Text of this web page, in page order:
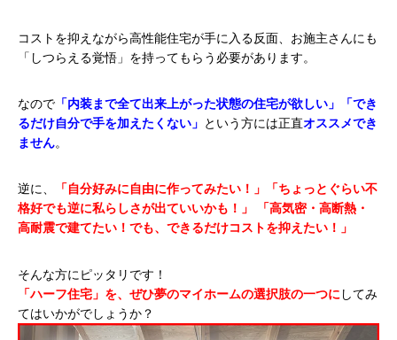
コストを抑えながら高性能住宅が手に入る反面、お施主さんにも
「しつらえる覚悟」を持ってもらう必要があります。
なので 「内装まで全て出来上がった状態の住宅が欲しい」「でき
るだけ自分で手を加えたくない」 という方には正直オススメでき
ません。
逆に、
「自分好みに自由に作ってみたい！」「ちょっとぐらい不
格好でも逆に私らしさが出ていいかも！」
「高気密・高断熱・
高耐震で建てたい！でも、できるだけコストを抑えたい！」
そんな方にピッタリです！
「ハーフ住宅」を、ぜひ夢のマイホームの選択肢の一つに してみ
てはいかがでしょうか？